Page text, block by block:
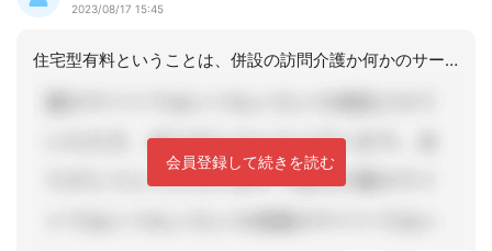
2023/08/17 15:45
住宅型有料ということは、併設の訪問介護か何かのサービスを使われるのでしょうか？そ
会員登録して続きを読む